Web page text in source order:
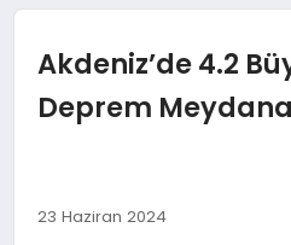
DÜNYA
EKONOMI
Akdeniz’de 4.2
Deprem
23 Haziran 2024